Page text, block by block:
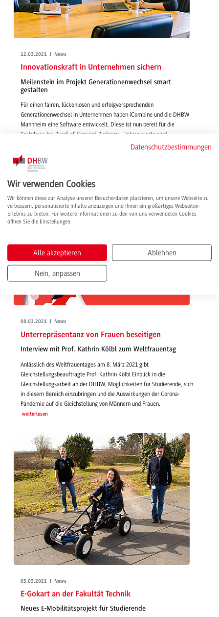
12.03.2021 | News
Innovationskraft in Unternehmen sichern
Meilenstein im Projekt Generationenwechsel smart
gestalten
Für einen fairen, lückenlosen und erfolgversprechenden
Generationenwechsel in Unternehmen haben iCombine und die DHBW
Mannheim eine Software entwickelt. Diese ist nun bereit für die
Testphase bei Proof-of-Concept-Partnern – Interessierte sind
weiterlesen
08.03.2021 | News
Unterrepräsentanz von Frauen beseitigen
Interview mit Prof. Kathrin Kölbl zum Weltfrauentag
Anlässlich des Weltfrauentages am 8. März 2021 gibt
Gleichstellungsbeauftragte Prof. Kathrin Kölbl Einblick in die
Gleichstellungsarbeit an der DHBW, Möglichkeiten für Studierende, sich
in diesem Bereich einzubringen und die Auswirkungen der Corona-
Pandemie auf die Gleichstellung von Männern und Frauen.
weiterlesen
03.03.2021 | News
E-Gokart an der Fakultät Technik
Neues E-Mobilitätsprojekt für Studierende
Datenschutzbestimmungen
Wir verwenden Cookies
Wir können diese zur Analyse unserer Besucherdaten platzieren, um unsere Webseite zu
verbessern, personalisierte Inhalte anzuzeigen und Ihnen ein großartiges Webseiten-
Erlebnis zu bieten. Für weitere Informationen zu den von uns verwendeten Cookies
öffnen Sie die Einstellungen.
Alle akzeptieren Ablehnen
Nein, anpassen